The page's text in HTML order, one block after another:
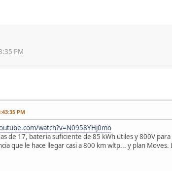
PM
PM
watch?v=N0958YHj0mo
de 17, bateria suficiente de 85 kWh utiles y 800V
que le hace llegar casi a 800 km wltp... y plan